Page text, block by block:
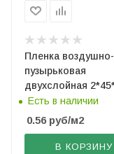
Пленка воздушно-
пузырьковая
двухслойная
Есть в наличии
0.56 руб/м2
В КОРЗИНУ